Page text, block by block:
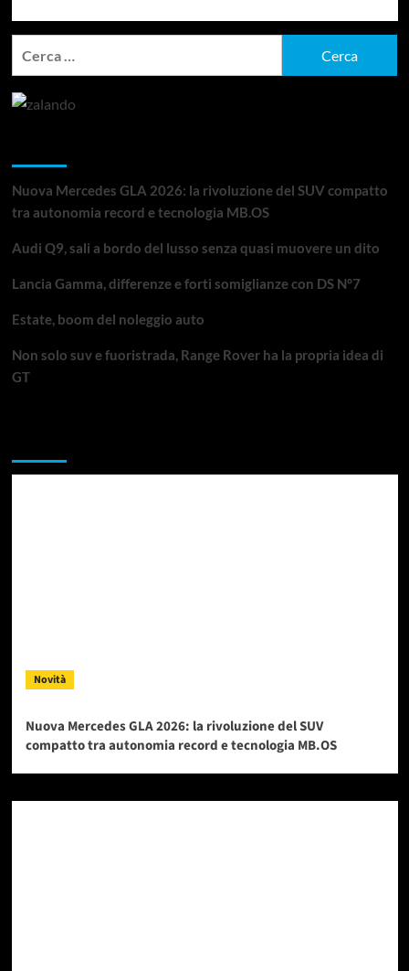
Nuova Mercedes GLA 2026: la rivoluzione del SUV compatto
tra autonomia record e tecnologia MB.OS
Audi Q9, sali a bordo del lusso senza quasi muovere un dito
Lancia Gamma, differenze e forti somiglianze con DS N°7
Estate, boom del noleggio auto
Non solo suv e fuoristrada, Range Rover ha la propria idea di
GT
Novità
Nuova Mercedes GLA 2026: la rivoluzione del SUV
compatto tra autonomia record e tecnologia MB.OS